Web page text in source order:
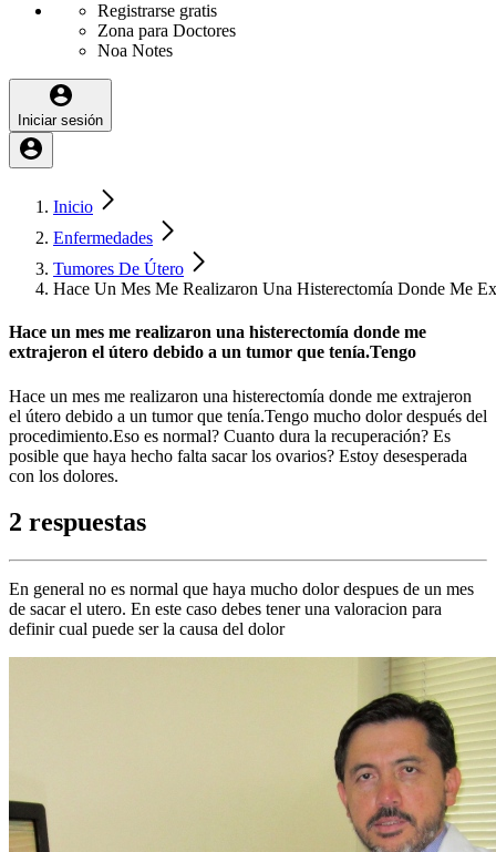
Registrarse gratis
Zona para Doctores
Noa Notes
Iniciar sesión
Inicio
Enfermedades
Tumores De Útero
Hace Un Mes Me Realizaron Una Histerectomía Donde Me
Hace un mes me realizaron una histerectomía donde me
extrajeron el útero debido a un tumor que tenía.Tengo
Hace un mes me realizaron una histerectomía donde me extrajeron
el útero debido a un tumor que tenía.Tengo mucho dolor después del
procedimiento.Eso es normal? Cuanto dura la recuperación? Es
posible que haya hecho falta sacar los ovarios? Estoy desesperada
con los dolores.
2 respuestas
En general no es normal que haya mucho dolor despues de un mes
de sacar el utero. En este caso debes tener una valoracion para
definir cual puede ser la causa del dolor